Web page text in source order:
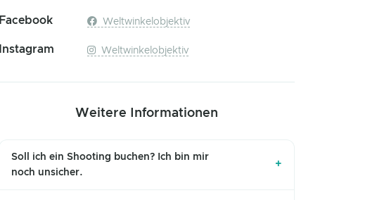
Facebook Weltwinkelobjektiv
Instagram Weltwinkelobjektiv
Weitere Informationen
Soll ich ein Shooting buchen? Ich bin mir
noch unsicher.
+